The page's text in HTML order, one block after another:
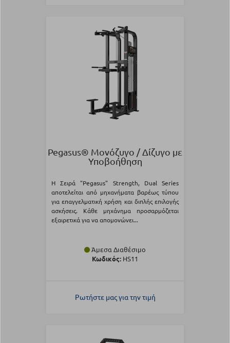
Pegasus® Μονόζυγο / Δίζυγο με
Υποβοήθηση
Η Σειρά "Pegasus" Strength, Dual Series
αποτελείται από μηχανήματα βαρέως τύπου
για επαγγελματική χρήση και διπλής επιλογής
ασκήσεις. Κάθε μηχάνημα προσαρμόζεται
εξαιρετικά για να απομονώνει...
Άμεσα Διαθέσιμο
Κωδικός: HS11
Ρωτήστε μας για την τιμή